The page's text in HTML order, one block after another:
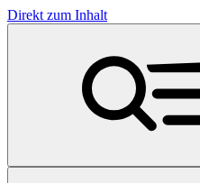
Direkt zum Inhalt